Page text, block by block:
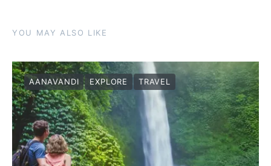
YOU MAY ALSO LIKE
AANAVANDI EXPLORE TRAVEL